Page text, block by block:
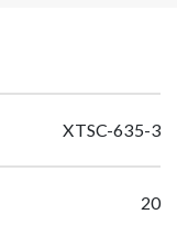
XTSC-635-3
20